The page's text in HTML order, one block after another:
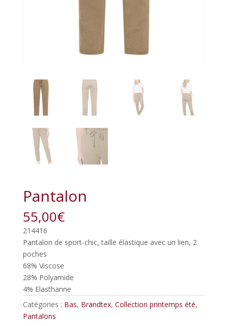
Pantalon
55,00€
214416
Pantalon de sport-chic, taille élastique avec un lien, 2
poches
68% Viscose
28% Polyamide
4% Elasthanne
Catégories : Bas, Brandtex, Collection printemps été,
Pantalons